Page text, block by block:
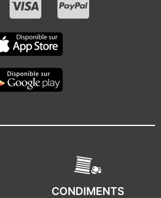
CONDIMENTS